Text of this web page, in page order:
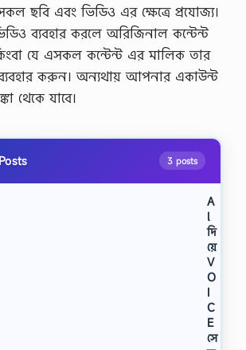
ছবি এবং ভিডিও এর ক্ষেত্রে প্রযোজ্য।
ব্যবহার করলে অরিজিনাল কন্টেন্ট
যে এসকল কন্টেন্ট এর মালিক তার
করুন। অন্যথায় আপনার একাউন্ট
থেকে যাবে।
3 posts
A
l
দি
য়ে
V
O
I
C
E
সে